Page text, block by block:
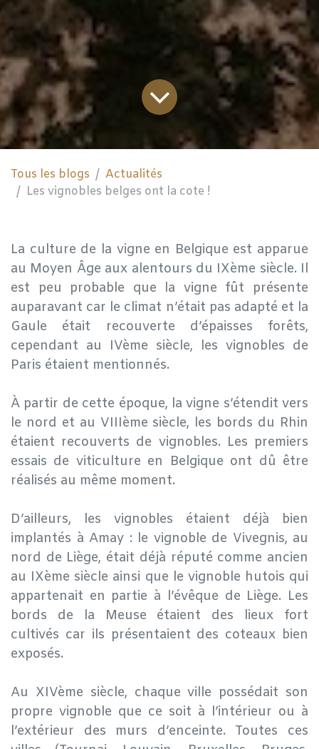
Tous les blogs
Actualités
Les vignobles belges ont la cote !
La culture de la vigne en Belgique est apparue
au Moyen Âge aux alentours du IXème siècle. Il
est peu probable que la vigne fût présente
auparavant car le climat n’était pas adapté et la
Gaule était recouverte d’épaisses forêts,
cependant au IVème siècle, les vignobles de
Paris étaient mentionnés.
À partir de cette époque, la vigne s’étendit vers
le nord et au VIIIème siècle, les bords du Rhin
étaient recouverts de vignobles. Les premiers
essais de viticulture en Belgique ont dû être
réalisés au même moment.
D’ailleurs, les vignobles étaient déjà bien
implantés à Amay : le vignoble de Vivegnis, au
nord de Liège, était déjà réputé comme ancien
au IXème siècle ainsi que le vignoble hutois qui
appartenait en partie à l’évêque de Liège. Les
bords de la Meuse étaient des lieux fort
cultivés car ils présentaient des coteaux bien
exposés.
Au XIVème siècle, chaque ville possédait son
propre vignoble que ce soit à l’intérieur ou à
l’extérieur des murs d’enceinte. Toutes ces